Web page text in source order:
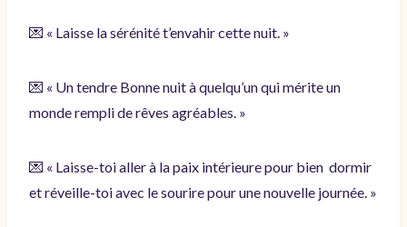
💌 « Laisse la sérénité t’envahir cette nuit. »
💌 « Un tendre Bonne nuit à quelqu’un qui mérite un
monde rempli de rêves agréables. »
💌 « Laisse-toi aller à la paix intérieure pour bien dormir
et réveille-toi avec le sourire pour une nouvelle journée. »